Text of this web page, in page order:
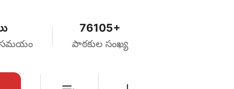
సమయం
76105+
పాఠకుల సంఖ్య